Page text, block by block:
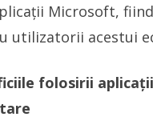
Microsoft,
utilizatorii acestui
folosirii